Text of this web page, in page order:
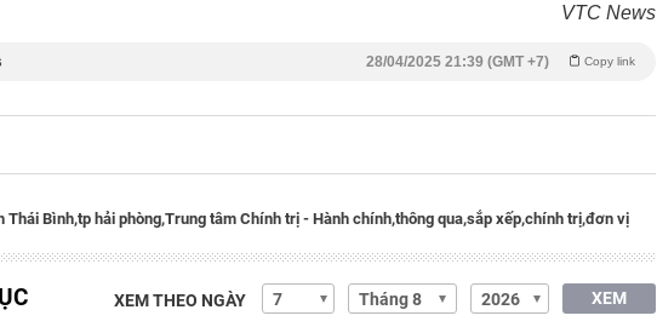
VTC News
Copy link
28/04/2025 21:39 (GMT +7)
Thái Bình,tp hải phòng,Trung tâm Chính trị - Hành chính,thông qua,sắp xếp,chính trị,đơn vị
XEM THEO NGÀY XEM